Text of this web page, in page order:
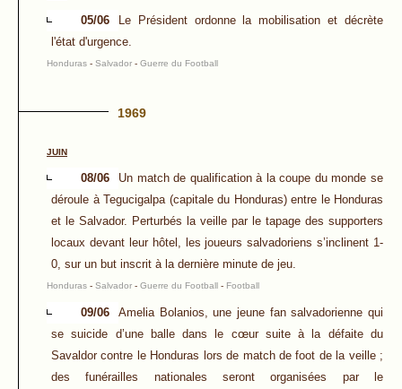
05/06
Le Président ordonne la mobilisation et décrète
l'état d'urgence.
Honduras - Salvador - Guerre du Football
1969
JUIN
08/06
Un match de qualification à la coupe du monde se
déroule à Tegucigalpa (capitale du Honduras) entre le Honduras
et le Salvador. Perturbés la veille par le tapage des supporters
locaux devant leur hôtel, les joueurs salvadoriens s’inclinent 1-
0, sur un but inscrit à la dernière minute de jeu.
Honduras - Salvador - Guerre du Football - Football
09/06
Amelia Bolanios, une jeune fan salvadorienne qui
se suicide d’une balle dans le cœur suite à la défaite du
Savaldor contre le Honduras lors de match de foot de la veille ;
des funérailles nationales seront organisées par le